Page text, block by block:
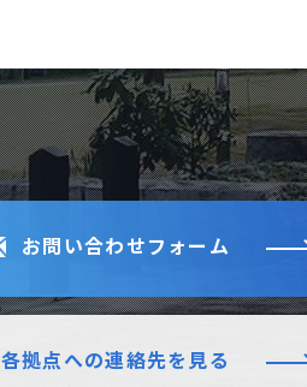
お問い合わせフォーム
各拠点への連絡先を見る